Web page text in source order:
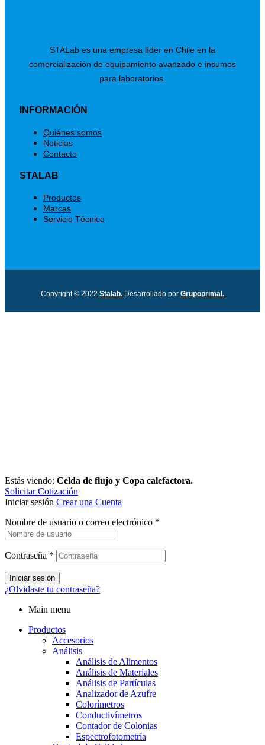
STALab es una empresa líder en Chile en la
comercialización de equipamiento avanzado e insumos
para laboratorios.
INFORMACIÓN
Menú
Quiénes somos
Noticias
Contacto
STALAB
Menú
Productos
Marcas
Servicio Técnico
Copyright © 2022 Stalab. Desarrollado por Grupoprimal.
Estás viendo: Celda de flujo y Copa calefactora.
Solicitar Cotización
Iniciar sesión Crear una Cuenta
Nombre de usuario o correo electrónico *
Contraseña *
Iniciar sesión
¿Olvidaste tu contraseña?
Main menu
Productos
Accesorios
Análisis
Análisis de Alimentos
Análisis de Materiales
Análisis de Partículas
Analizador de Azufre
Colorímetros
Conductivímetros
Contador de Colonias
Espectrofotometría